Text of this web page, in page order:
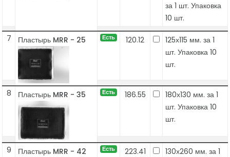
за 1 шт. Упаковка
10 шт.
7
Пластырь MRR - 25 Есть 120.12
125х115 мм. за 1
шт. Упаковка 10
шт.
8 Пластырь MRR - 35 Есть 186.55
180х130 мм. за 1
шт. Упаковка 10
шт.
9 Пластырь MRR - 42 Есть 223.41
130х260 мм. за 1